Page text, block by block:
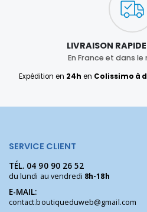
LIVRAISON
En France et dans
Expédition en 24h en Colissimo à
SERVICE CLIENT
TÉL. 04 90 90 26 52
du lundi au vendredi 8h-18h
E-MAIL:
contact.boutiqueduweb@gmail.com